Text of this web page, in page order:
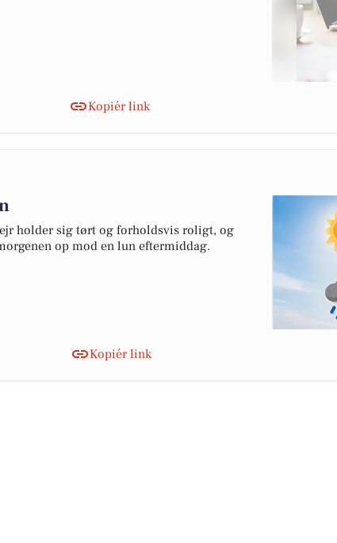
Kopiér link
holder sig tørt og forholdsvis roligt, og
op mod en lun eftermiddag.
Kopiér link